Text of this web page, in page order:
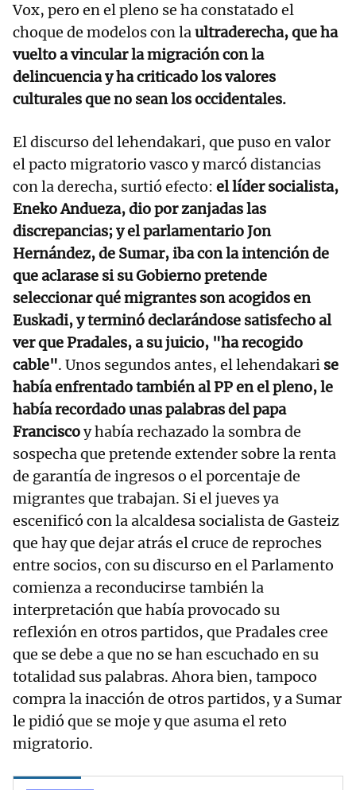
Vox, pero en el pleno se ha constatado el
choque de modelos con laultraderecha, que ha
vuelto a vincular la migración con la
delincuencia y ha criticado los valores
culturales que no sean los occidentales.
El discurso del lehendakari, que puso en valor
el pacto migratorio vasco y marcó distancias
con la derecha, surtió efecto: el líder socialista,
Eneko Andueza, dio por zanjadas las
discrepancias; y el parlamentario Jon
Hernández, de Sumar, iba con la intención de
que aclarase si su Gobierno pretende
seleccionar qué migrantes son acogidos en
Euskadi, y terminó declarándose satisfecho al
ver que Pradales, a su juicio, "ha recogido
cable". Unos segundos antes, el lehendakari se
había enfrentado también al PP en el pleno, le
había recordado unas palabras del papa
Franciscoy había rechazado la sombra de
sospecha que pretende extender sobre la renta
de garantía de ingresos o el porcentaje de
migrantes que trabajan. Si el jueves ya
escenificó con la alcaldesa socialista de Gasteiz
que hay que dejar atrás el cruce de reproches
entre socios, con su discurso en el Parlamento
comienza a reconducirse también la
interpretación que había provocado su
reflexión en otros partidos, que Pradales cree
que se debe a que no se han escuchado en su
totalidad sus palabras. Ahora bien, tampoco
compra la inacción de otros partidos, y a Sumar
le pidió que se moje y que asuma el reto
migratorio.